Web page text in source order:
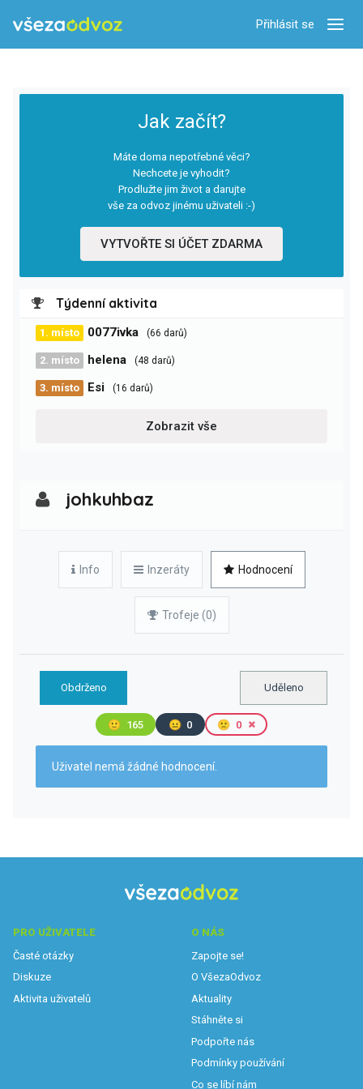
Přihlásit se
Jak začít?
Máte doma nepotřebné věci?
Nechcete je vyhodit?
Prodlužte jim život a darujte
vše za odvoz jinému uživateli :-)
VYTVOŘTE SI ÚČET ZDARMA
Týdenní aktivita
1. místo 0077ivka (66 darů)
2. místo helena (48 darů)
3. místo Esi (16 darů)
Zobrazit vše
johkuhbaz
Info Inzeráty Hodnocení
Trofeje (0)
Obdrženo Uděleno
🙂 165 😐 0 🙁 0
Uživatel nemá žádné hodnocení.
PRO UŽIVATELE
Časté otázky
Diskuze
Aktivita uživatelů
O NÁS
Zapojte se!
O VšezaOdvoz
Aktuality
Stáhněte si
Podpořte nás
Podmínky používání
Co se líbí nám